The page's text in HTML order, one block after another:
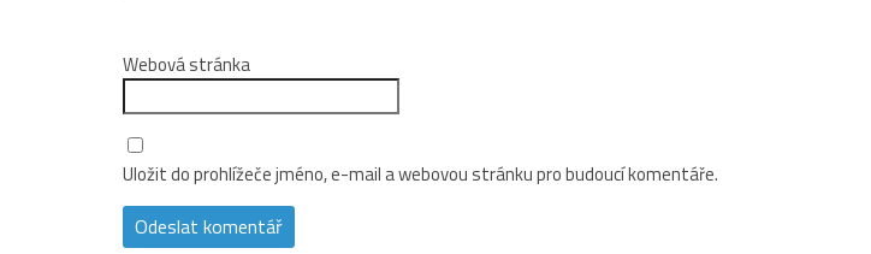
Webová stránka
Uložit do prohlížeče jméno, e-mail a webovou stránku pro budoucí komentáře.